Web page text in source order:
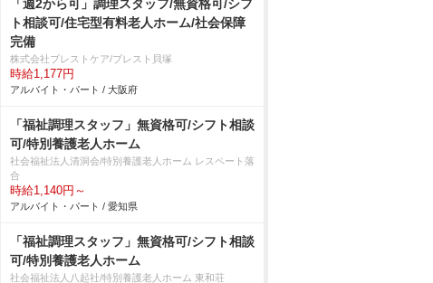
「週2から可」調理スタッフ/無資格可/シフ
ト相談可/住宅型有料老人ホーム/社会保障
完備
株式会社ブレストケア/ブレスト貝塚
時給1,177円
アルバイト・パート / 大阪府
「福祉調理スタッフ」無資格可/シフト相談
可/特別養護老人ホーム
社会福祉法人清洞会/特別養護老人ホーム レスペート落
合
時給1,140円～
アルバイト・パート / 愛知県
「福祉調理スタッフ」無資格可/シフト相談
可/特別養護老人ホーム
社会福祉法人八起社/特別養護老人ホーム 東和荘